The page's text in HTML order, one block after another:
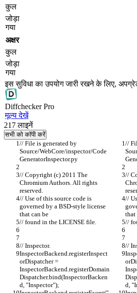
कुल
जोड़ा
गया
अक्षर
कुल
जोड़ा
गया
इस सुविधा का उपयोग जारी रखने के लिए,
DiffcheckerPro
मूल्य देखें
217 लाइनें
सभी को कॉपी करें
// File is generated by
Source/WebCore/inspector/Code
GeneratorInspector.py
//
// Copyright (c) 2011 The
Chromium Authors. All rights
reserved.
//
// Use of this source code is
governed by a BSD-style license
that can be
//
that
// found in the LICENSE file.
//
// Inspector.
//
InspectorBackend.registerInspect
orDispatcher =
InspectorBackend.registerDomain
Dispatcher.bind(InspectorBacken
d, "Inspector");
d,